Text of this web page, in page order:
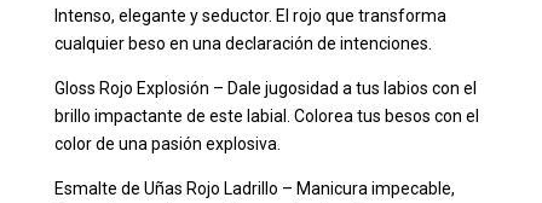
Intenso, elegante y seductor. El rojo que transforma
cualquier beso en una declaración de intenciones.
Gloss Rojo Explosión – Dale jugosidad a tus labios con el
brillo impactante de este labial. Colorea tus besos con el
color de una pasión explosiva.
Esmalte de Uñas Rojo Ladrillo – Manicura impecable,